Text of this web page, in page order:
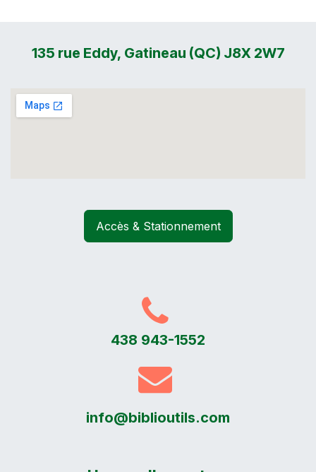
135 rue Eddy, Gatineau (QC) J8X 2W7
Accès & Stationnement
438 943-1552
info@biblioutils.com